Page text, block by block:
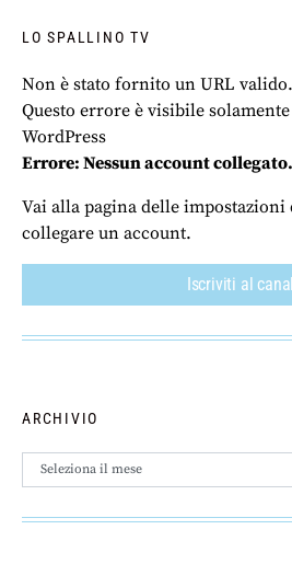
LO SPALLINO TV
Non è stato fornito un URL valido.
Questo errore è visibile
WordPress
Errore: Nessun account collegato.
Vai alla pagina delle impostazioni
collegare un account.
Iscriviti al
ARCHIVIO
Archivio